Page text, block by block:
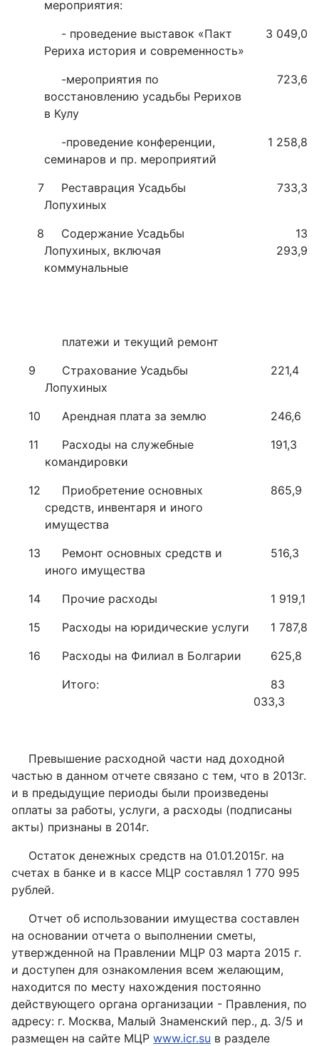
мероприятия:
- проведение выставок «Пакт
Рериха история и современность»
3 049,0
-мероприятия по
восстановлению усадьбы Рерихов
в Кулу
723,6
-проведение конференции,
семинаров и пр. мероприятий
1 258,8
7
Реставрация Усадьбы
Лопухиных
733,3
8
Содержание Усадьбы
Лопухиных, включая
коммунальные
13
293,9
платежи и текущий ремонт
9
Страхование Усадьбы
Лопухиных
221,4
10 Арендная плата за землю
246,6
11
Расходы на служебные
командировки
191,3
12
Приобретение основных
средств, инвентаря и иного
имущества
865,9
13
Ремонт основных средств и
иного имущества
516,3
14 Прочие расходы
1 919,1
15
Расходы на юридические услуги
1 787,8
16
Расходы на Филиал в Болгарии
625,8
Итого:
83
033,3
Превышение расходной части над доходной
частью в данном отчете связано с тем, что в 2013г.
и в предыдущие периоды были произведены
оплаты за работы, услуги, а расходы (подписаны
акты) признаны в 2014г.
Остаток денежных средств на 01.01.2015г. на
счетах в банке и в кассе МЦР составлял 1 770 995
рублей.
Отчет об использовании имущества составлен
на основании отчета о выполнении сметы,
утвержденной на Правлении МЦР 03 марта 2015 г.
и доступен для ознакомления всем желающим,
находится по месту нахождения постоянно
действующего органа организации - Правления, по
адресу: г. Москва, Малый Знаменский пер., д. 3/5 и
размещен на сайте МЦР www.icr.su в разделе